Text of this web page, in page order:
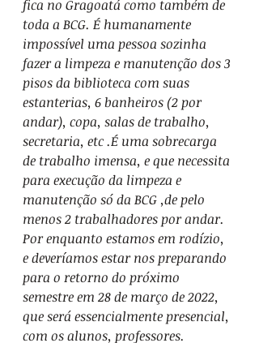
fica no Gragoatá como também de
toda a BCG. É humanamente
impossível uma pessoa sozinha
fazer a limpeza e manutenção dos 3
pisos da biblioteca com suas
estanterias, 6 banheiros (2 por
andar), copa, salas de trabalho,
secretaria, etc .É uma sobrecarga
de trabalho imensa, e que necessita
para execução da limpeza e
manutenção só da BCG ,de pelo
menos 2 trabalhadores por andar.
Por enquanto estamos em rodízio,
e deveríamos estar nos preparando
para o retorno do próximo
semestre em 28 de março de 2022,
que será essencialmente presencial,
com os alunos, professores.